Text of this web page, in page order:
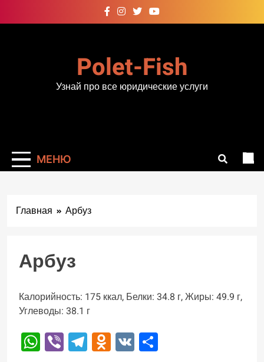
к
Polet-Fish
Узнай про все юридические услуги
МЕНЮ
Главная Арбуз
Арбуз
Калорийность: 175 ккал, Белки: 34.8 г, Жиры: 49.9 г,
Углеводы: 38.1 г
WhatsApp
ViberTelegram
Odnoklassniki
VK